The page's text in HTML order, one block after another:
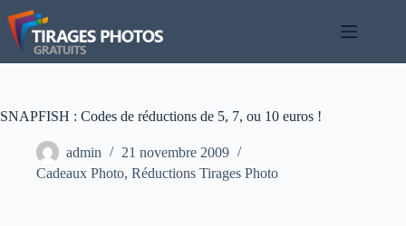
Passer
au
contenu
SNAPFISH : Codes de réductions de 5, 7, ou 10 euros !
admin
21 novembre 2009
Cadeaux Photo, Réductions Tirages Photo